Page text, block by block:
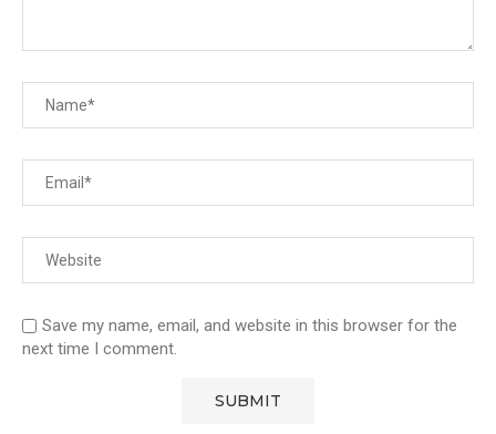
Save my name, email, and website in this browser for the
next time I comment.